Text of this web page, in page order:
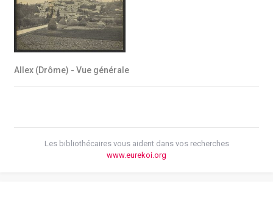
Allex (Drôme) - Vue générale
Les bibliothécaires vous aident dans vos recherches
www.eurekoi.org